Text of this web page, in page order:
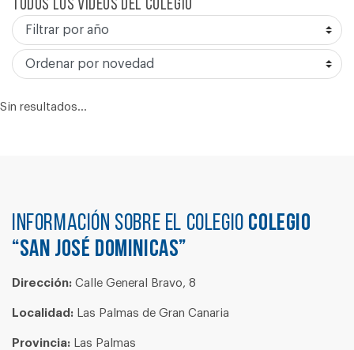
Todos los vídeos del colegio
Sin resultados...
Información sobre el colegio COLEGIO
“SAN JOSÉ DOMINICAS”
Dirección: Calle General Bravo, 8
Localidad: Las Palmas de Gran Canaria
Provincia: Las Palmas